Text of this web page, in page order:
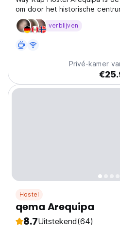
om door het historische
omgeving te leren kennen en
drankje of typisch eten van de
verblijven
Privé-kamer
Hostel
qema Arequipa
8.7Uitstekend(64)